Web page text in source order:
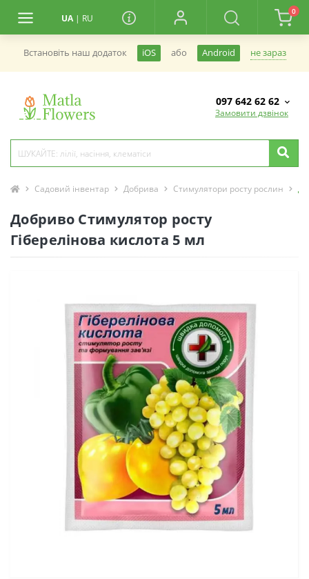
UA | RU
0
Встановiть наш додаток iOS або Android не зараз
097 642 62 62
Замовити дзвінок
Садовий інвентар Добрива Стимулятори росту рослин
Добриво Стимулятор росту
Гіберелінова кислота 5 мл